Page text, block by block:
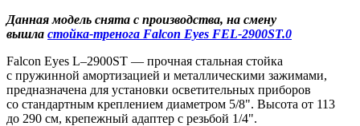
Данная модель снята с производства, на смену
вышла стойка-тренога Falcon Eyes FEL-2900ST.0
Falcon Eyes L–2900ST — прочная стальная стойка
с пружинной амортизацией и металлическими зажимами,
предназначена для установки осветительных приборов
со стандартным креплением диаметром 5/8". Высота от 113
до 290 см, крепежный адаптер с резьбой 1/4".